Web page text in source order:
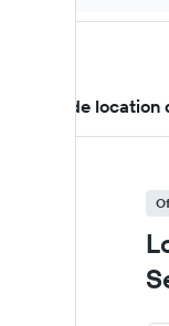
Offres de